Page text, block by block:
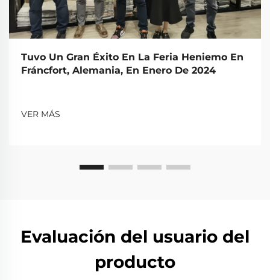
Tuvo Un Gran Éxito En La Feria Heniemo En
Fráncfort, Alemania, En Enero De 2024
VER MÁS
Evaluación del usuario del
producto